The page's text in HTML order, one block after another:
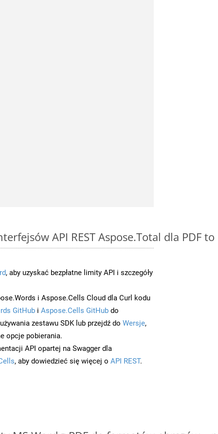
API REST Aspose.Total dla PDF to
, aby uzyskać bezpłatne limity API i szczegóły
i Aspose.Cells Cloud dla Curl kodu
GitHub i Aspose.Cells GitHub do
zestawu SDK lub przejdź do Wersje,
opcje pobierania.
API opartej na Swagger dla
, aby dowiedzieć się więcej o API REST.